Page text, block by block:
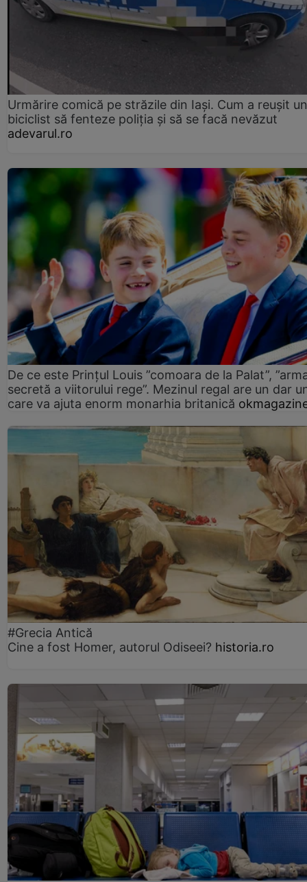
Urmărire comică pe străzile din Iași. Cum a reușit un
biciclist să fenteze poliția și să se facă nevăzut
adevarul.ro
De ce este Prințul Louis ”comoara de la Palat”,
secretă a viitorului rege”. Mezinul regal are un dar
care va ajuta enorm monarhia britanică
#Grecia Antică
Cine a fost Homer, autorul Odiseei? historia.ro